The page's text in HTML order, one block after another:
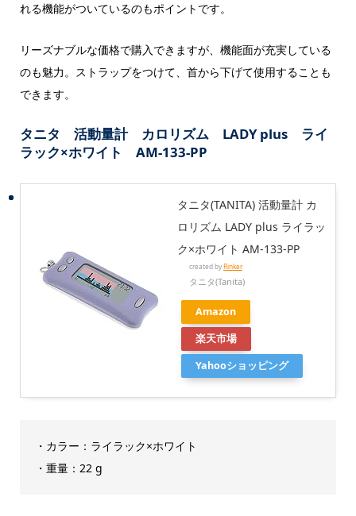
れる機能がついているのもポイントです。
リーズナブルな価格で購入できますが、機能面が充実している
のも魅力。ストラップをつけて、首から下げて使用することも
できます。
タニタ 活動量計 カロリズム LADY plus ライ
ラック×ホワイト AM-133-PP
タニタ(TANITA) 活動量計 カ
ロリズム LADY plus ライラッ
ク×ホワイト AM-133-PP
created by Rinker
タニタ(Tanita)
Amazon
楽天市場
Yahooショッピング
・カラー：ライラック×ホワイト
・重量：22 g